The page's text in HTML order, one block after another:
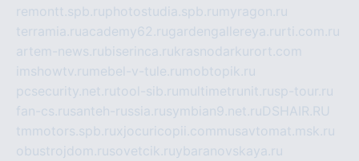
remontt.spb.ruphotostudia.spb.ru myragon.ru
terramia.ruacademy62.rugardengallereya.ru rti.com.ru
artem-news.rubiserinca.rukrasnodarkurort.com
imshowtv.ru mebel-v-tule.ru mobtopik.ru
pcsecurity.net.rutool-sib.ru multimetrunit.rusp-tour.ru
fan-cs.rusanteh-russia.rusymbian9.net.ruDSHAIR.RU
tmmotors.spb.ruxjocuricopii.com musavtomat.msk.ru
obustrojdom.rusovetcik.ruybaranovskaya.ru